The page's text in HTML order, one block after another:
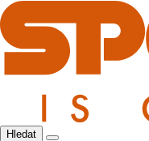
Hledat